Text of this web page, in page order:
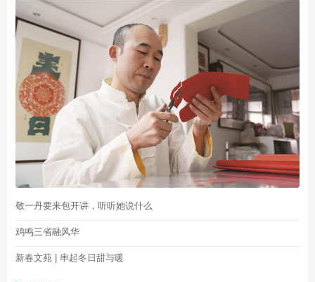
敬一丹要来包开讲，听听她说什么
鸡鸣三省融风华
新春文苑 | 串起冬日甜与暖